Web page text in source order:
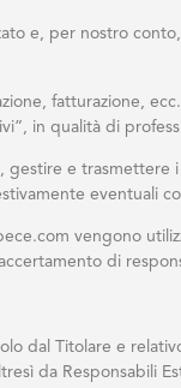
e, per nostro
fatturazione,
in qualità di
e
eventuali
vengono
di
dal Titolare e
da Responsabili